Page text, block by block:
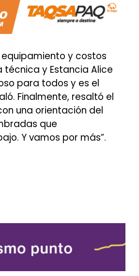
y costos
y Estancia Alice
para todos y es el
Finalmente, resaltó el
una orientación del
que
Y vamos por más”.